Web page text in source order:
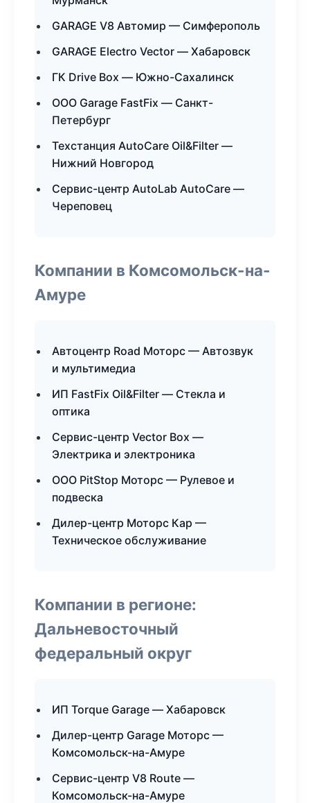
GARAGE V8 Автомир — Симферополь
GARAGE Electro Vector — Хабаровск
ГК Drive Box — Южно-Сахалинск
ООО Garage FastFix — Санкт-
Петербург
Техстанция AutoCare Oil&Filter —
Нижний Новгород
Сервис-центр AutoLab AutoCare —
Череповец
Компании в Комсомольск-на-
Амуре
Автоцентр Road Моторс — Автозвук
и мультимедиа
ИП FastFix Oil&Filter — Стекла и
оптика
Сервис-центр Vector Box —
Электрика и электроника
ООО PitStop Моторс — Рулевое и
подвеска
Дилер-центр Моторс Кар —
Техническое обслуживание
Компании в регионе:
Дальневосточный
федеральный округ
ИП Torque Garage — Хабаровск
Дилер-центр Garage Моторс —
Комсомольск-на-Амуре
Сервис-центр V8 Route —
Комсомольск-на-Амуре